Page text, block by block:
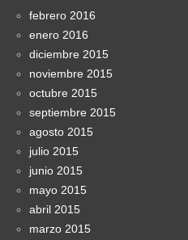
febrero 2016
enero 2016
diciembre 2015
noviembre 2015
octubre 2015
septiembre 2015
agosto 2015
julio 2015
junio 2015
mayo 2015
abril 2015
marzo 2015